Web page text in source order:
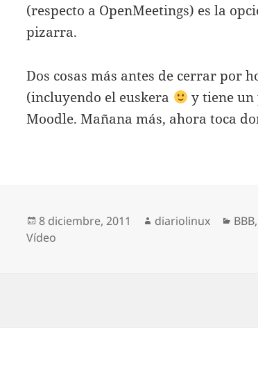
(respecto a OpenMeetings) es la
pizarra.
Dos cosas más antes de cerrar por
(incluyendo el euskera
y tiene
Moodle. Mañana más, ahora toca
Publicado
el
8 diciembre, 2011 Autor
diariolinux BBB,
Vídeo